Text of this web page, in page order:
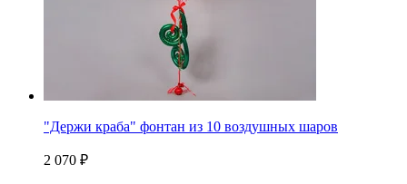
"Держи краба" фонтан из 10 воздушных шаров
2 070 ₽